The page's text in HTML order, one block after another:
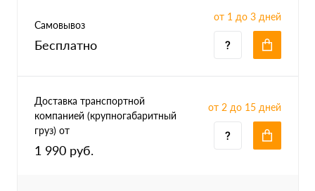
Самовывоз
Бесплатно
от 1 до 3 дней
Доставка транспортной
компанией (крупногабаритный
груз) от
1 990 руб.
от 2 до 15 дней